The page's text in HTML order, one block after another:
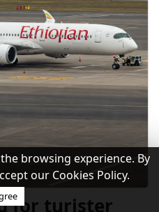
for turister
browsing experience. By
our Cookies Policy.